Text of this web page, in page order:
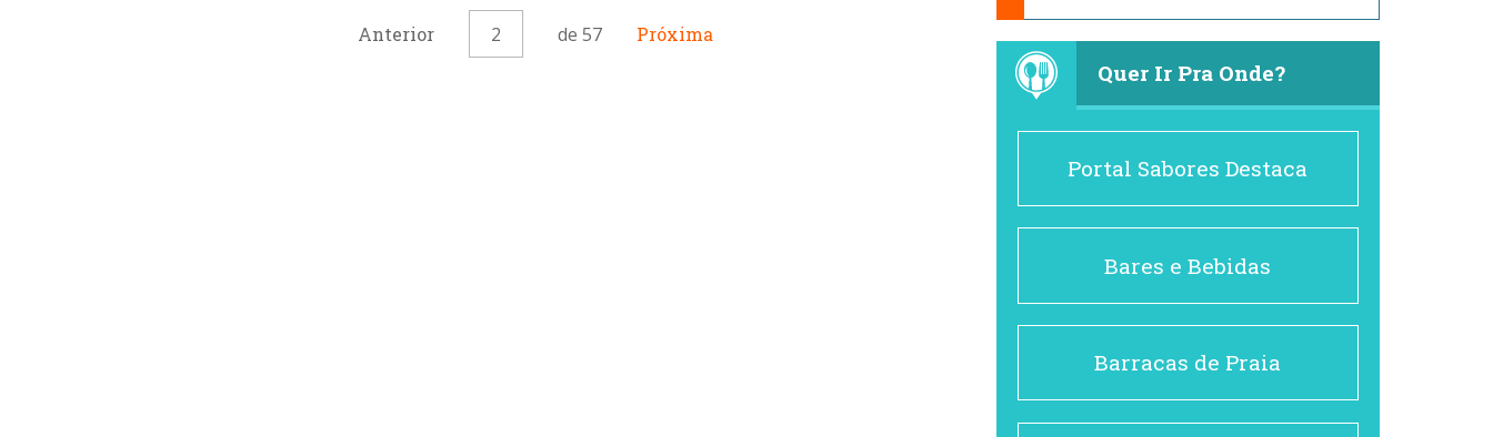
Anterior 2 de 57 Próxima
Quer Ir Pra Onde?
Portal Sabores Destaca
Bares e Bebidas
Barracas de Praia